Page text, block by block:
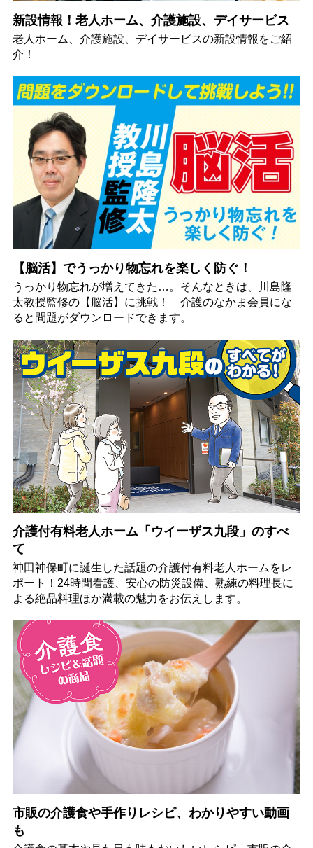
新設情報！老人ホーム、介護施設、デイサービス
老人ホーム、介護施設、デイサービスの新設情報をご紹
介！
【脳活】でうっかり物忘れを楽しく防ぐ！
うっかり物忘れが増えてきた…。そんなときは、川島隆
太教授監修の【脳活】に挑戦！ 介護のなかま会員にな
ると問題がダウンロードできます。
介護付有料老人ホーム「ウイーザス九段」のすべ
て
神田神保町に誕生した話題の介護付有料老人ホームをレ
ポート！24時間看護、安心の防災設備、熟練の料理長に
よる絶品料理ほか満載の魅力をお伝えします。
市販の介護食や手作りレシピ、わかりやすい動画
も